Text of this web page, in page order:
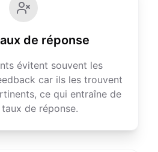
de réponse
évitent souvent les
car ils les trouvent
ce qui entraîne de
de réponse.